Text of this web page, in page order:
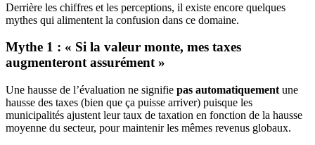
Derrière les chiffres et les perceptions, il existe encore quelques
mythes qui alimentent la confusion dans ce domaine.
Mythe 1 : « Si la valeur monte, mes taxes
augmenteront assurément »
Une hausse de l’évaluation ne signifie pas automatiquement une
hausse des taxes (bien que ça puisse arriver) puisque les
municipalités ajustent leur taux de taxation en fonction de la hausse
moyenne du secteur, pour maintenir les mêmes revenus globaux.